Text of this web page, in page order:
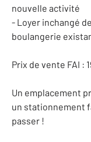
nouvelle activité
- Loyer inchangé
boulangerie
Prix de vente FAI :
Un emplacement
un stationnement
passer !